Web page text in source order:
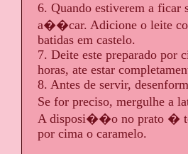
6. Quando estiverem a ficar
a��car. Adicione o leite
batidas em castelo.
7. Deite este preparado por
horas, ate estar
8. Antes de servir,
Se for preciso, mergulhe a
A disposi��o no prato �
por cima o caramelo.